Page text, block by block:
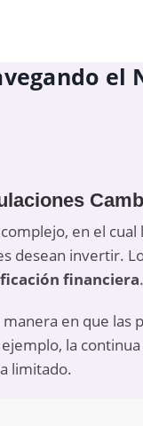
el
en el cual
desean invertir.
financiera.
en que las
la
limitado.